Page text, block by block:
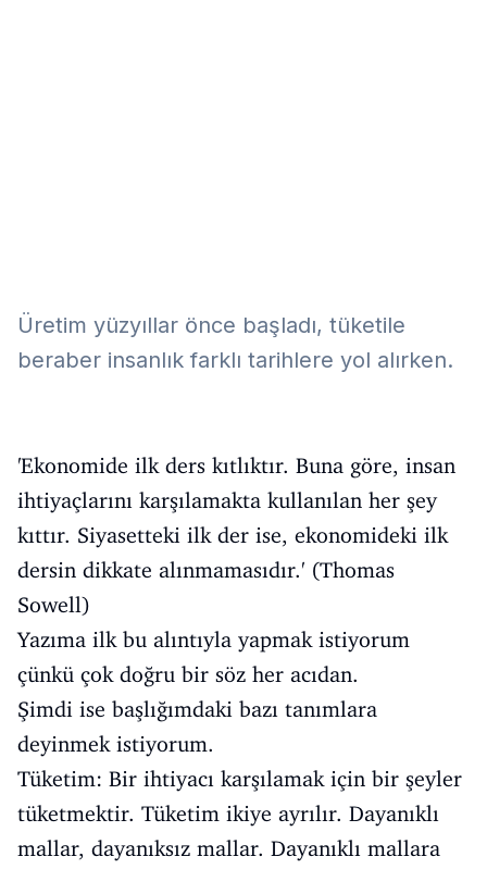
Üretim yüzyıllar önce başladı, tüketile
beraber insanlık farklı tarihlere yol alırken.
'Ekonomide ilk ders kıtlıktır. Buna göre, insan
ihtiyaçlarını karşılamakta kullanılan her şey
kıttır. Siyasetteki ilk der ise, ekonomideki ilk
dersin dikkate alınmamasıdır.' (Thomas
Sowell)
Yazıma ilk bu alıntıyla yapmak istiyorum
çünkü çok doğru bir söz her acıdan.
Şimdi ise başlığımdaki bazı tanımlara
deyinmek istiyorum.
Tüketim: Bir ihtiyacı karşılamak için bir şeyler
tüketmektir. Tüketim ikiye ayrılır. Dayanıklı
mallar, dayanıksız mallar. Dayanıklı mallara